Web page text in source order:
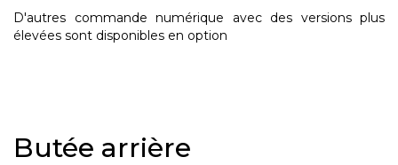
D'autres commande numérique avec des versions plus
élevées sont disponibles en option
Butée arrière